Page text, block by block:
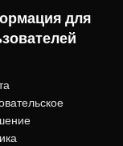
для